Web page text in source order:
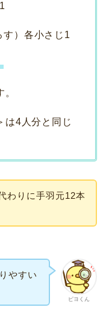
す）各小さじ1
は4人分と同じ
わりに手羽元12本
ピヨくん
やすい